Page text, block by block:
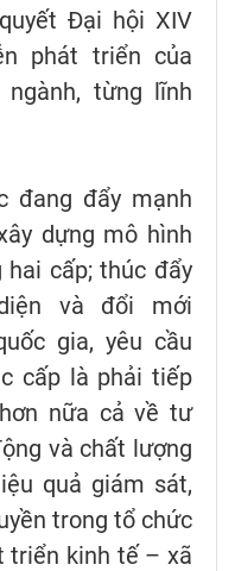
Đại hội XIV
phát triển của
từng lĩnh
đang đẩy mạnh
dựng mô hình
hai cấp; thúc đẩy
và đổi mới
gia, yêu cầu
cấp là phải tiếp
nữa cả về tư
và chất lượng
quả giám sát,
trong tổ chức
triển kinh tế – xã